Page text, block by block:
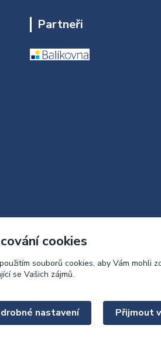
Partneři
cookies
souborů cookies, aby Vám mohli
se Vašich zájmů.
nastavení Přijmout